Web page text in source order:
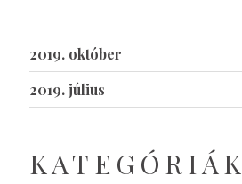
2019. október
2019. július
KATEGÓRIÁK